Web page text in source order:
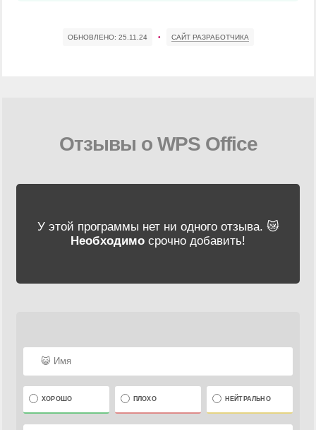
ОБНОВЛЕНО: 25.11.24 • САЙТ РАЗРАБОТЧИКА
Отзывы о WPS Office
У этой программы нет ни одного отзыва. 😿
Необходимо срочно добавить!
ХОРОШО ПЛОХО НЕЙТРАЛЬНО